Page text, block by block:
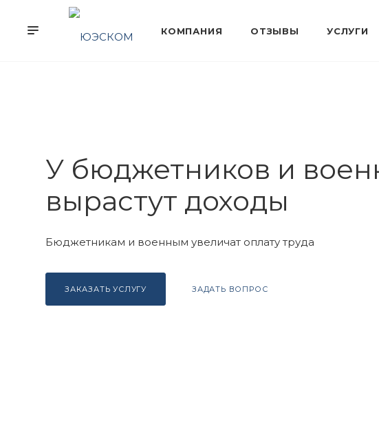
У бюджетников и
вырастут доходы
Бюджетникам и военным увеличат оплату труда
ЗАКАЗАТЬ УСЛУГУ ЗАДАТЬ ВОПРОС